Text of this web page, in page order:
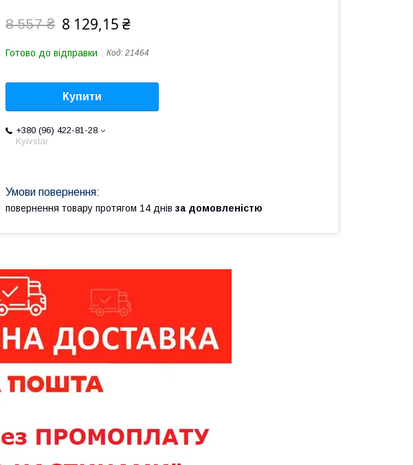
8 557 ₴ 8 129,15 ₴
Готово до відправки Код: 21464
Купити
+380 (96) 422-81-28
Kyivstar
повернення товару протягом 14 днів за домовленістю